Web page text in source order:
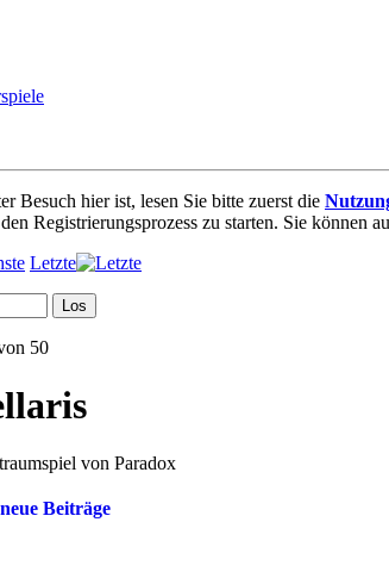
Besuch hier ist, lesen Sie bitte zuerst die
Registrierungsprozess zu starten. Sie können
Letzte
50
von Paradox
neue Beiträge